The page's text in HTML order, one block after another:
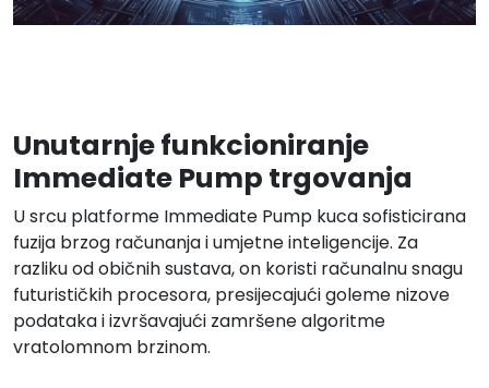
Unutarnje funkcioniranje
Immediate Pump trgovanja
U srcu platforme Immediate Pump kuca sofisticirana
fuzija brzog računanja i umjetne inteligencije. Za
razliku od običnih sustava, on koristi računalnu snagu
futurističkih procesora, presijecajući goleme nizove
podataka i izvršavajući zamršene algoritme
vratolomnom brzinom.